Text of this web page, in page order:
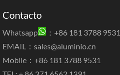
Contacto
Whatsapp
：+86 181 3788 9531
EMAIL： sales@aluminio.cn
Mobile：+86 181 3788 9531